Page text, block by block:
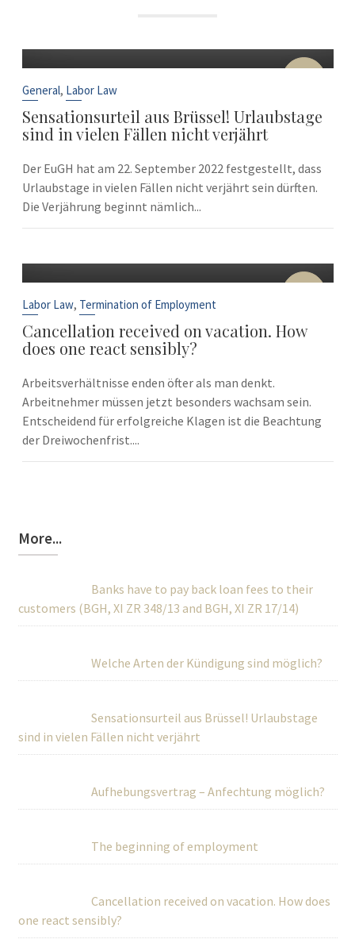
22
General, Labor Law
Sensationsurteil aus Brüssel! Urlaubstage
sind in vielen Fällen nicht verjährt
Der EuGH hat am 22. September 2022 festgestellt, dass
Urlaubstage in vielen Fällen nicht verjährt sein dürften.
Die Verjährung beginnt nämlich...
10
Labor Law, Termination of Employment
Cancellation received on vacation. How
does one react sensibly?
Arbeitsverhältnisse enden öfter als man denkt.
Arbeitnehmer müssen jetzt besonders wachsam sein.
Entscheidend für erfolgreiche Klagen ist die Beachtung
der Dreiwochenfrist....
More...
Banks have to pay back loan fees to their
customers (BGH, XI ZR 348/13 and BGH, XI ZR 17/14)
Welche Arten der Kündigung sind möglich?
Sensationsurteil aus Brüssel! Urlaubstage
sind in vielen Fällen nicht verjährt
Aufhebungsvertrag – Anfechtung möglich?
The beginning of employment
Cancellation received on vacation. How does
one react sensibly?